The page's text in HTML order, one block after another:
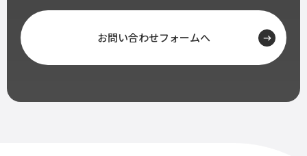
お問い合わせフォームへ